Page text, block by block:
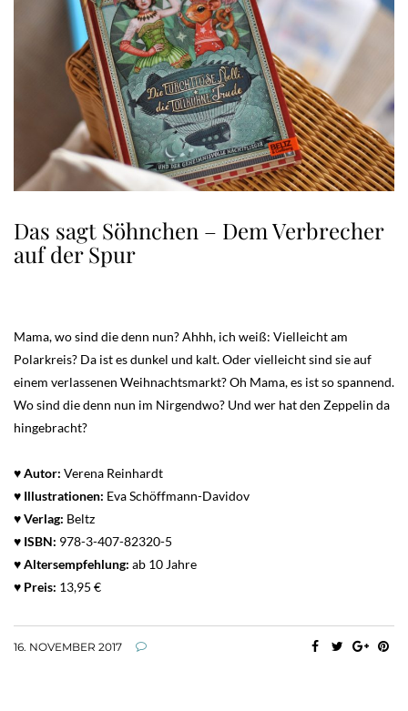
Das sagt Söhnchen – Dem Verbrecher
auf der Spur
Mama, wo sind die denn nun? Ahhh, ich weiß: Vielleicht am
Polarkreis? Da ist es dunkel und kalt. Oder vielleicht sind sie auf
einem verlassenen Weihnachtsmarkt? Oh Mama, es ist so spannend.
Wo sind die denn nun im Nirgendwo? Und wer hat den Zeppelin da
hingebracht?
♥ Autor: Verena Reinhardt
♥ Illustrationen: Eva Schöffmann-Davidov
♥ Verlag: Beltz
♥ ISBN: 978-3-407-82320-5
♥Altersempfehlung: ab 10 Jahre
♥ Preis: 13,95 €
16. NOVEMBER 2017